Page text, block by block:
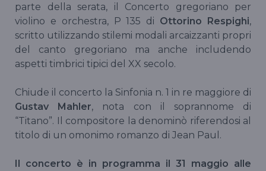
parte della serata, il Concerto gregoriano per
violino e orchestra, P 135 di Ottorino Respighi,
scritto utilizzando stilemi modali arcaizzanti propri
del canto gregoriano ma anche includendo
aspetti timbrici tipici del XX secolo.
Chiude il concerto la Sinfonia n. 1 in re maggiore di
Gustav Mahler, nota con il soprannome di
“Titano”. Il compositore la denominò riferendosi al
titolo di un omonimo romanzo di Jean Paul.
Il concerto è in programma il 31 maggio alle